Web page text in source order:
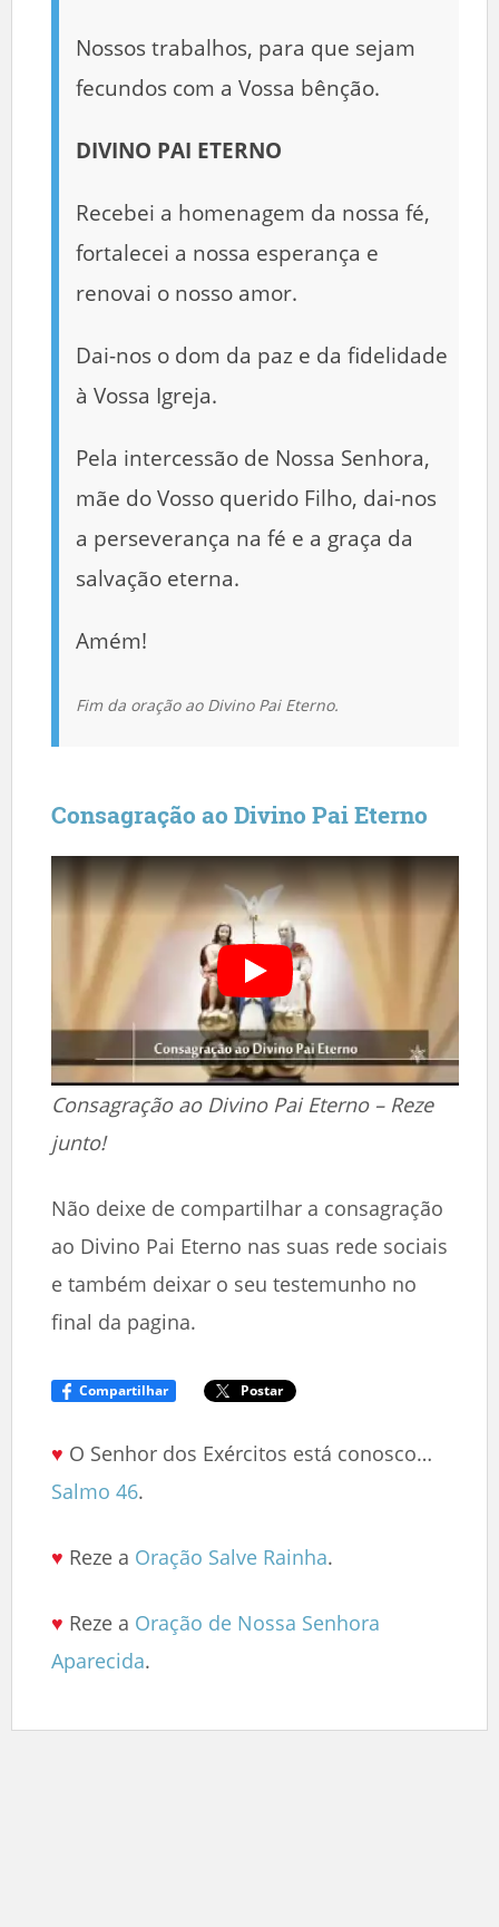
Nossos trabalhos, para que sejam
fecundos com a Vossa bênção.
DIVINO PAI ETERNO
Recebei a homenagem da nossa fé,
fortalecei a nossa esperança e
renovai o nosso amor.
Dai-nos o dom da paz e da fidelidade
à Vossa Igreja.
Pela intercessão de Nossa Senhora,
mãe do Vosso querido Filho, dai-nos
a perseverança na fé e a graça da
salvação eterna.
Amém!
Fim da oração ao Divino Pai Eterno.
Consagração ao Divino Pai Eterno
Consagração ao Divino Pai Eterno – Reze
junto!
Não deixe de compartilhar a consagração
ao Divino Pai Eterno nas suas rede sociais
e também deixar o seu testemunho no
final da pagina.
Compartilhar Postar
♥ O Senhor dos Exércitos está conosco…
Salmo 46.
♥ Reze a Oração Salve Rainha.
♥ Reze a Oração de Nossa Senhora
Aparecida.